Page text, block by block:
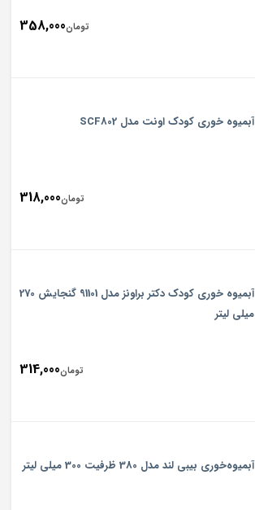
تومان358,000
آبمیوه خوری کودک اونت مدل SCF802
تومان318,000
آبمیوه خوری کودک دکتر براونز مدل 91101 گنجایش 270
میلی لیتر
تومان314,000
آبمیوه‌خوری بیبی لند مدل 380 ظرفیت 300 میلی لیتر